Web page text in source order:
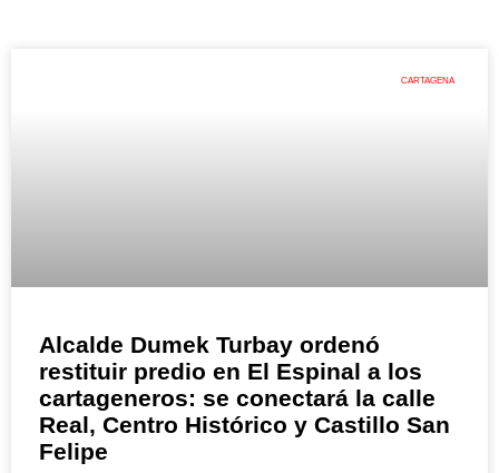
CARTAGENA
Alcalde Dumek Turbay ordenó
restituir predio en El Espinal a los
cartageneros: se conectará la calle
Real, Centro Histórico y Castillo San
Felipe